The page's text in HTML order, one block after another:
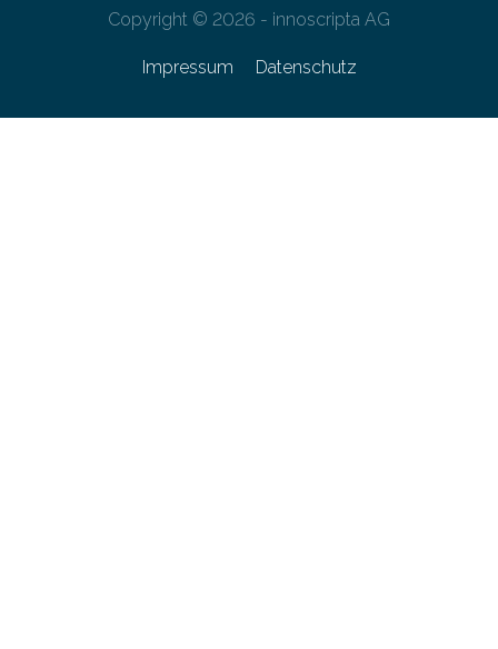
Copyright © 2026 - innoscripta AG
Impressum Datenschutz